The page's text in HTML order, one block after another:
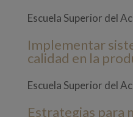
Escuela Superior del
Implementar
calidad en la
Escuela Superior del
Estrategias para